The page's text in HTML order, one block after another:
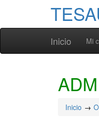
Inicio Mi
Inicio